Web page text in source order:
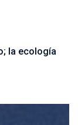
la ecología